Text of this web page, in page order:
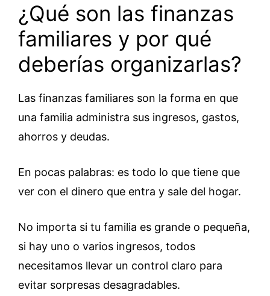
¿Qué son las finanzas
familiares y por qué
deberías organizarlas?
Las finanzas familiares son la forma en que
una familia administra sus ingresos, gastos,
ahorros y deudas.
En pocas palabras: es todo lo que tiene que
ver con el dinero que entra y sale del hogar.
No importa si tu familia es grande o pequeña,
si hay uno o varios ingresos, todos
necesitamos llevar un control claro para
evitar sorpresas desagradables.